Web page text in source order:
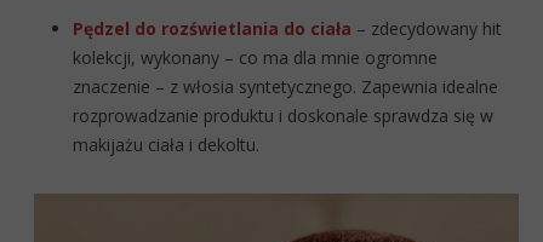
Pędzel do rozświetlania do ciała – zdecydowany hit
kolekcji, wykonany – co ma dla mnie ogromne
znaczenie – z włosia syntetycznego. Zapewnia idealne
rozprowadzanie produktu i doskonale sprawdza się w
makijażu ciała i dekoltu.